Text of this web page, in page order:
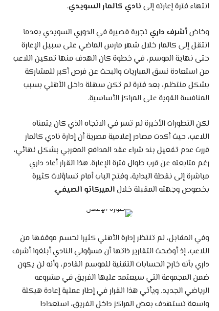
انتهاء فترة إعارته إلىنادي كالمار السويدي.
وخاضأشرف داريتجربة قصيرة في الدوري السويدي بعدما
انتقل إلى كالمار خلال شهر مارس الماضي على سبيل الإعارة
حتى نهاية الموسم، في خطوة كان الهدف منها تمكين اللاعب
من استعادة نسق المباريات والبحث عن فرص أكبر للمشاركة
بشكل منتظم، بعد فترة لم تكن سهلة داخل الأهلي بسبب
المنافسة القوية على المراكز الأساسية.
لكن التطورات الأخيرة لم تسر في الاتجاه الذي كان يتمناه
اللاعب، حيث أكدت مصادر إعلامية مصرية أن إدارة نادي كالمار
قررت عدم تفعيل بند شراء عقد المدافع المغربي بشكل نهائي،
رغم متابعته عن قرب طوال فترة الإعارة. هذا القرار أعاد داري
مباشرة إلى نقطة البداية، وفتح الباب أمام تساؤلات كثيرة
بخصوص وجهته المقبلة خلالالميركاتو الصيفي.
وفي المقابل، لم تنتظر إدارة الأهلي كثيرا لحسم موقفها من
اللاعب، إذ أوضحت التقارير ذاتها أن مسؤولي النادي أبلغوا أشرف
داري بأنه خارج الحسابات التقنية للموسم القادم، وأنه لن يكون
ضمن المجموعة التي سيعتمد عليها الفريق في مشروعه
الرياضي الجديد. ويأتي هذا القرار في إطار عملية إعادة هيكلة
واسعة تستهدف بعض المراكز داخل الفريق، استعدادا